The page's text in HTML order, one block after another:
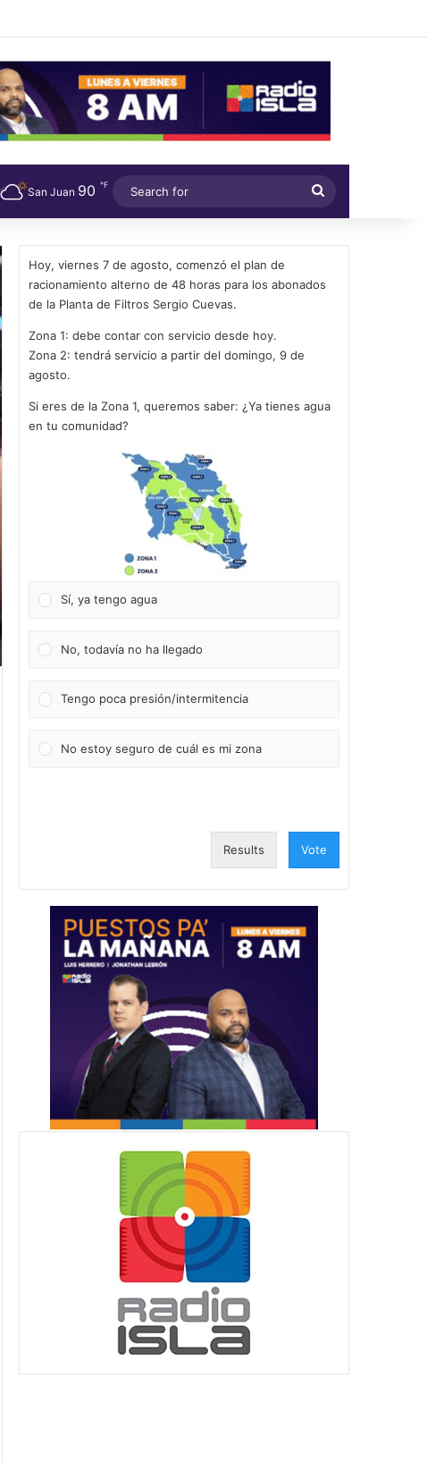
San Juan 90 ℉
for
Hoy, viernes 7 de agosto, comenzó el plan de
racionamiento alterno de 48 horas para los abonados
de la Planta de Filtros Sergio Cuevas.
Zona 1: debe contar con servicio desde hoy.
Zona 2: tendrá servicio a partir del domingo, 9 de
agosto.
Si eres de la Zona 1, queremos saber: ¿Ya tienes agua
en tu comunidad?
Sí, ya tengo agua
No, todavía no ha llegado
Tengo poca presión/intermitencia
No estoy seguro de cuál es mi zona
Results Vote